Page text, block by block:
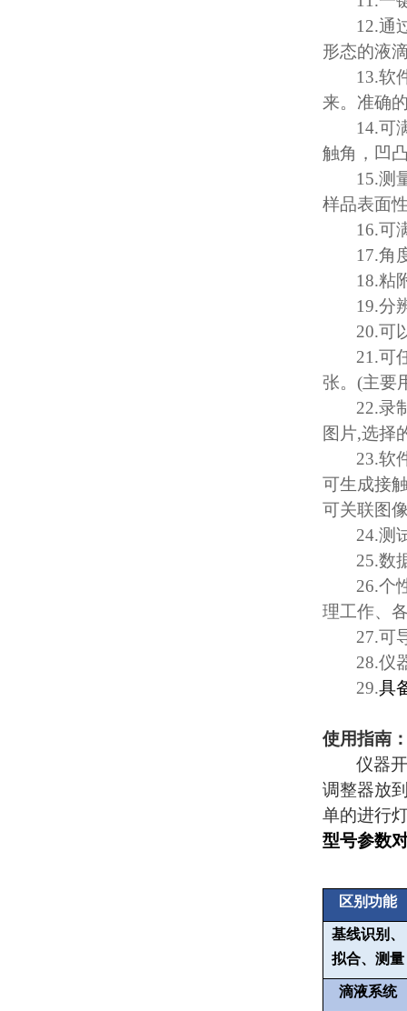
12.通
形态的液
13.软
来。准确
14.可
触角，凹
15.测
样品表面
16.可
17.角
18.粘
19.分
20.可
21.可
张。 (主要
22.录
图片,选择
23.软
可生成接
可关联图
24.测
25.数
26.个
理工作、
27.可
28.仪
29.具
使用指南
仪器
调整器放
单的进行
型号参数
区别功能
基线识别、
拟合、测量
滴液系统